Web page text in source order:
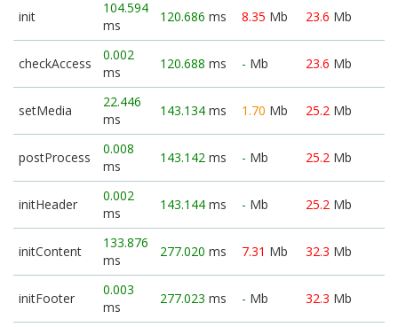
init
104.594
ms
120.686 ms 8.35 Mb 23.6 Mb
checkAccess
0.002
ms
120.688 ms - Mb 23.6 Mb
setMedia
22.446
ms
143.134 ms 1.70 Mb 25.2 Mb
postProcess
0.008
ms
143.142 ms - Mb 25.2 Mb
initHeader
0.002
ms
143.144 ms - Mb 25.2 Mb
initContent
133.876
ms
277.020 ms 7.31 Mb 32.3 Mb
initFooter
0.003
ms
277.023 ms - Mb 32.3 Mb